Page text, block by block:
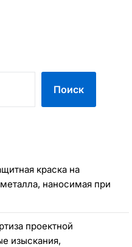
Поиск
краска на
наносимая при
проектной
изыскания,